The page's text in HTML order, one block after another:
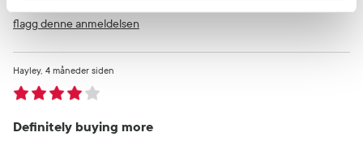
flagg denne anmeldelsen
Definitely buying more
4 måneder siden
Hayley